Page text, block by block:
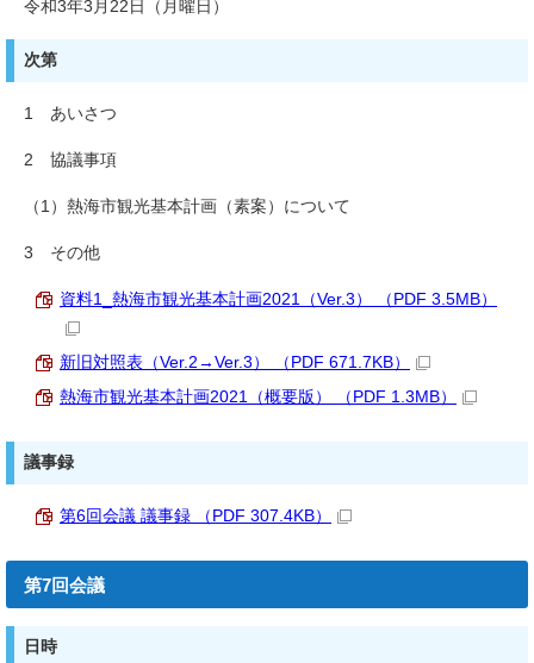
令和3年3月22日（月曜日）
次第
1 あいさつ
2 協議事項
（1）熱海市観光基本計画（素案）について
3 その他
資料1_熱海市観光基本計画2021（Ver.3） （PDF 3.5MB）
新旧対照表（Ver.2→Ver.3） （PDF 671.7KB）
熱海市観光基本計画2021（概要版） （PDF 1.3MB）
議事録
第6回会議 議事録 （PDF 307.4KB）
第7回会議
日時